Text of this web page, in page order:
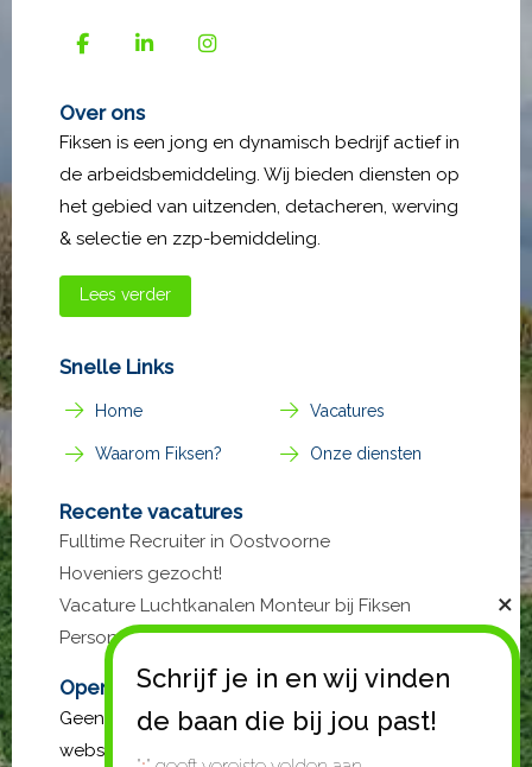
Over ons
Fiksen is een jong en dynamisch bedrijf actief in
de arbeidsbemiddeling. Wij bieden diensten op
het gebied van uitzenden, detacheren, werving
& selectie en zzp-bemiddeling.
Lees verder
Snelle Links
Home Vacatures
Waarom Fiksen? Onze diensten
Recente vacatures
Fulltime Recruiter in Oostvoorne
Hoveniers gezocht!
Vacature Luchtkanalen Monteur bij Fiksen
Personeel
Open sollicitatie?
Geen passende vacature gevonden op de
website? Stuur gerust een open sollicitatie. Mail